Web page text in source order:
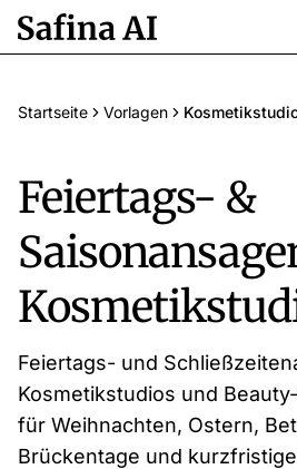
Startseite Vorlagen
Feiertags- &
Feiertags- und
Kosmetikstudios und
für Weihnachten, Ostern,
Brückentage und